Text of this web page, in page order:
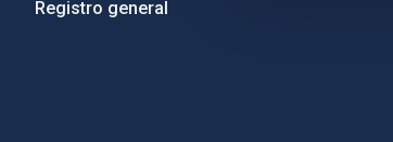
Registro general